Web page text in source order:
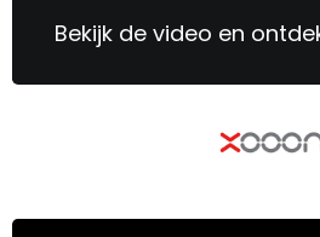
Bekijk de video en